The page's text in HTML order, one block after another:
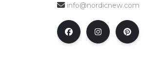
info@nordicnew.com